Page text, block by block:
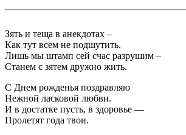
Зять и теща в анекдотах –
Как тут всем не подшутить.
Лишь мы штамп сей счас разрушим –
Станем с зятем дружно жить.
С Днем рожденья поздравляю
Нежной ласковой любви.
И в достатке пусть, в здоровье —
Пролетят года твои.